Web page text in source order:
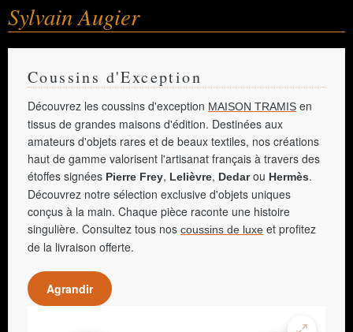
Sylvain Augier
Coussins d'Exception
Découvrez les coussins d'exception MAISON TRAMIS en
tissus de grandes maisons d'édition. Destinées aux
amateurs d'objets rares et de beaux textiles, nos créations
haut de gamme valorisent l'artisanat français à travers des
étoffes signées Pierre Frey, Lelièvre, Dedarou Hermès.
Découvrez notre sélection exclusive d'objets uniques
conçus à la main. Chaque pièce raconte une histoire
singulière. Consultez tous nos coussins de luxe et profitez
de la livraison offerte.
Agrandir